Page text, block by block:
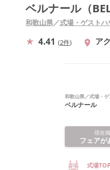
ベルナール（
和歌山県／式場・ゲストハ
4.41 (2件) ア
和歌山県／式場・
ベルナール
現在
フェアが
式場TOP